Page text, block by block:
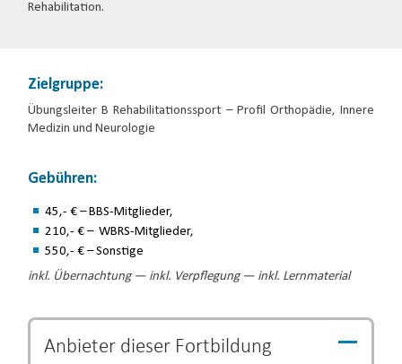
Rehabilitation.
Zielgruppe:
Übungsleiter B Rehabilitationssport – Profil Orthopädie, Innere
Medizin und Neurologie
Gebühren:
45,- € – BBS-Mitglieder,
210,- € – WBRS-Mitglieder,
550,- € – Sonstige
inkl. Übernachtung — inkl. Verpflegung — inkl. Lernmaterial
Anbieter dieser Fortbildung